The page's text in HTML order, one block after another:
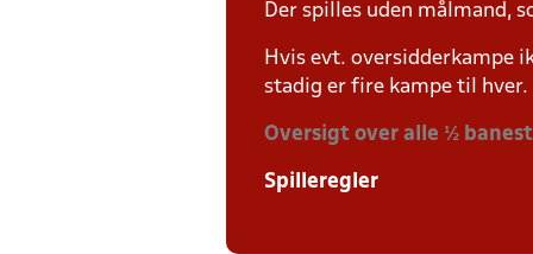
Der spilles uden målmand,
Hvis evt. oversidderkampe
stadig er fire kampe til hver.
Oversigt over alle ½
Spilleregler